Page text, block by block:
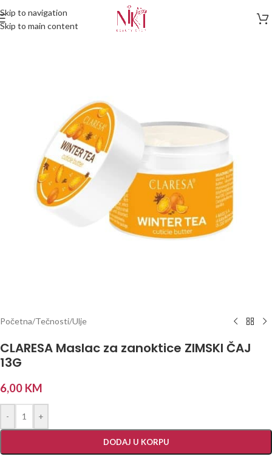
Skip to navigation
Skip to main content
Početna/Tečnosti/Ulje
CLARESA Maslac za zanoktice ZIMSKI ČAJ
13G
6,00 KM
- +
DODAJ U KORPU